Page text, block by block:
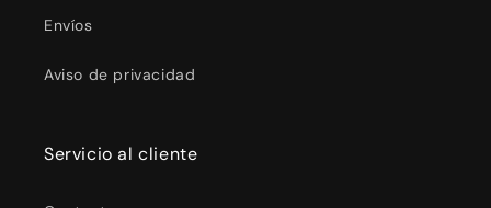
Envíos
Aviso de privacidad
Servicio al cliente